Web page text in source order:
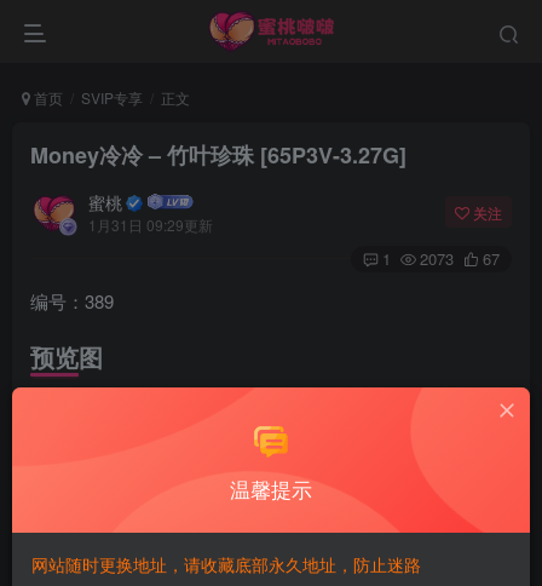
首页 SVIP专享 正文
Money冷冷 – 竹叶珍珠 [65P3V-3.27G]
蜜桃
1月31日 09:29更新
关注
1 2073 67
编号：389
预览图
温馨提示
网站随时更换地址，请收藏底部永久地址，防止迷路